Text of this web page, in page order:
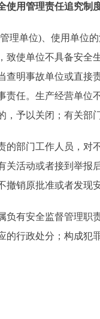
使用管理责任追究制
单位)、使用单位的
致使单位不具备安全
查明事故单位或直接
责任。生产经营单位
，予以关闭；有关部
部门工作人员，对不
关活动或者接到举报
撤销原批准或者发现
有安全监督管理职责
的行政处分；构成犯